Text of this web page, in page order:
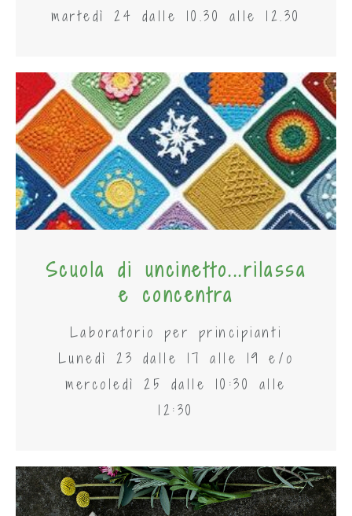
martedì 24 dalle 10.30 alle 12.30
Scuola di uncinetto...rilassa
e concentra
Laboratorio per principianti
Lunedì 23 dalle 17 alle 19 e/o
mercoledì 25 dalle 10:30 alle
12:30